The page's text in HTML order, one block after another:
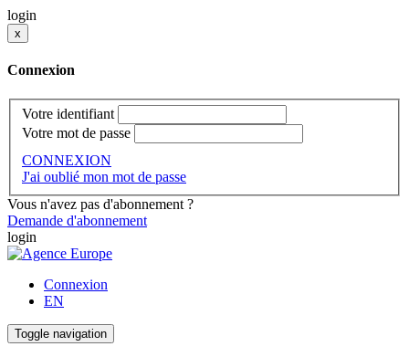
login
x
Connexion
Votre identifiant
Votre mot de passe
CONNEXION
J'ai oublié mon mot de passe
Vous n'avez pas d'abonnement ?
Demande d'abonnement
login
Connexion
EN
Toggle navigation